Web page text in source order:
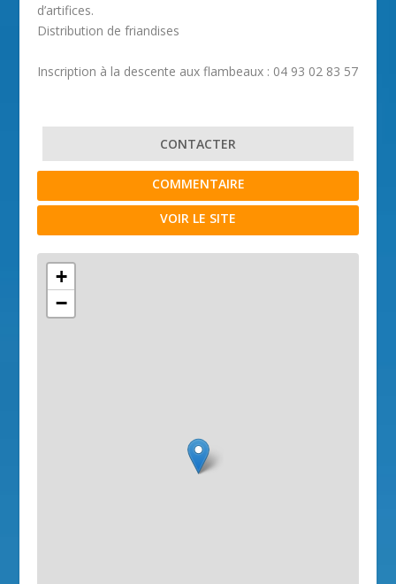
d’artifices.
Distribution de friandises
Inscription à la descente aux flambeaux : 04 93 02 83 57
CONTACTER
COMMENTAIRE
VOIR LE SITE
+
−